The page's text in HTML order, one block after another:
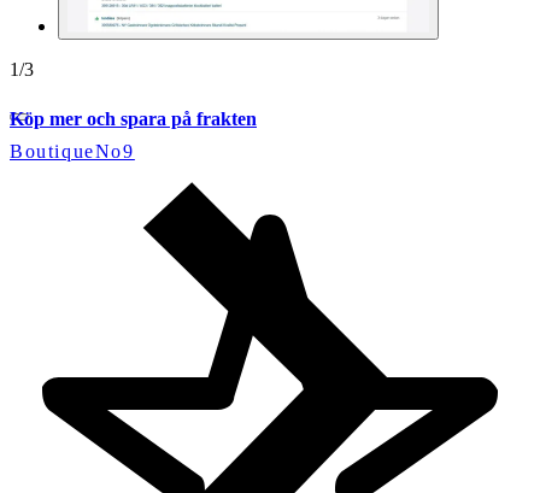
1/3
BoutiqueNo9
Köp mer och spara på frakten